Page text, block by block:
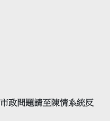
政問題請至陳情系統反